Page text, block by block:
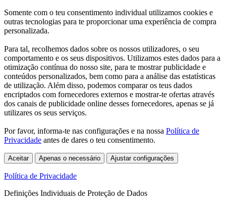
Somente com o teu consentimento individual utilizamos cookies e
outras tecnologias para te proporcionar uma experiência de compra
personalizada.
Para tal, recolhemos dados sobre os nossos utilizadores, o seu
comportamento e os seus dispositivos. Utilizamos estes dados para a
otimização contínua do nosso site, para te mostrar publicidade e
conteúdos personalizados, bem como para a análise das estatísticas
de utilização. Além disso, podemos comparar os teus dados
encriptados com fornecedores externos e mostrar-te ofertas através
dos canais de publicidade online desses fornecedores, apenas se já
utilizares os seus serviços.
Por favor, informa-te nas configurações e na nossa Política de
Privacidade antes de dares o teu consentimento.
Aceitar Apenas o necessário Ajustar configurações
Política de Privacidade
Definições Individuais de Proteção de Dados